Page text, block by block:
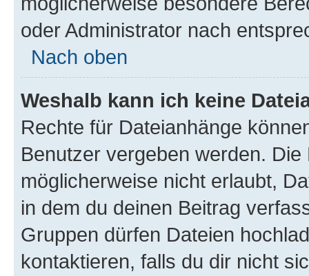
oder Administrator nach
Nach oben
Weshalb kann ich keine
Rechte für Dateianhänge
Benutzer vergeben werden.
möglicherweise nicht erlaubt,
in dem du deinen Beitrag
Gruppen dürfen Dateien
kontaktieren, falls du dir nicht